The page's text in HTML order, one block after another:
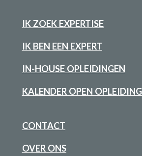
IK ZOEK EXPERTISE
IK BEN EEN EXPERT
IN-HOUSE OPLEIDINGEN
KALENDER OPEN
CONTACT
OVER ONS